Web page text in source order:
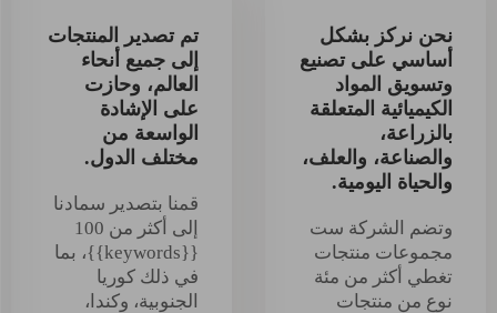
نحن نركز بشكل
أساسي على تصنيع
وتسويق المواد
الكيميائية المتعلقة
بالزراعة،
والصناعة، والعلف،
والحياة اليومية.
وتضم الشركة ست
مجموعات منتجات
تغطي أكثر من مئة
نوعٍ من منتجات
تم تصدير المنتجات
إلى جميع أنحاء
العالم، وحازت
على الإشادة
الواسعة من
مختلف الدول.
قمنا بتصدير سمادنا
إلى أكثر من 100
{{keywords}}، بما
في ذلك كوريا
الجنوبية، وكندا،